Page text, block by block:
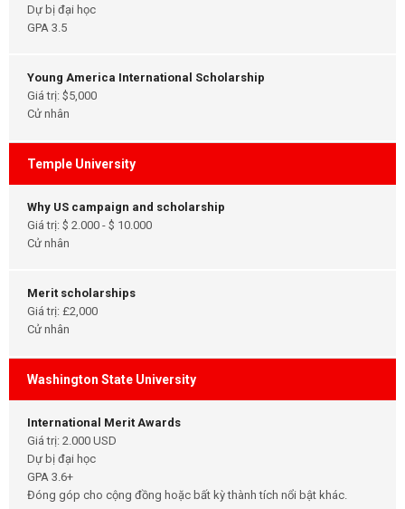
Dự bị đại học
GPA 3.5
Young America International Scholarship
Giá trị: $5,000
Cử nhân
Temple University
Why US campaign and scholarship
Giá trị: $ 2.000 - $ 10.000
Cử nhân
Merit scholarships
Giá trị: £2,000
Cử nhân
Washington State University
International Merit Awards
Giá trị: 2.000 USD
Dự bị đại học
GPA 3.6+
Đóng góp cho cộng đồng hoặc bất kỳ thành tích nổi bật khác.